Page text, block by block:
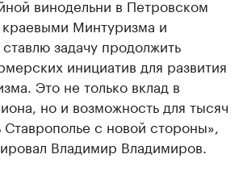
винодельни в Петровском
Минтуризма и
задачу продолжить
инициатив для развития
Это не только вклад в
но и возможность для тысяч
с новой стороны»,
Владимир Владимиров.